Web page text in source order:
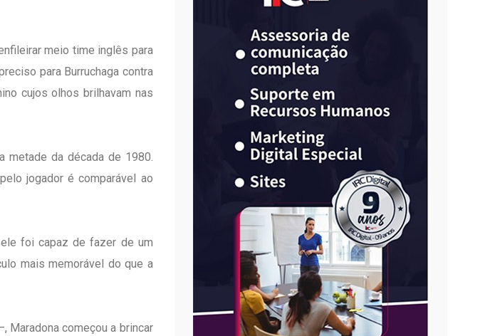
meio time inglês para
para Burruchaga contra
cujos olhos brilhavam nas
metade da década de 1980.
jogador é comparável ao
ele foi capaz de fazer de um
mais memorável do que a
Maradona começou a brincar